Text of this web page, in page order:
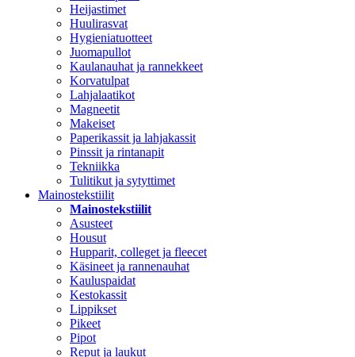
Heijastimet
Huulirasvat
Hygieniatuotteet
Juomapullot
Kaulanauhat ja rannekkeet
Korvatulpat
Lahjalaatikot
Magneetit
Makeiset
Paperikassit ja lahjakassit
Pinssit ja rintanapit
Tekniikka
Tulitikut ja sytyttimet
Mainostekstiilit
Mainostekstiilit
Asusteet
Housut
Hupparit, colleget ja fleecet
Käsineet ja rannenauhat
Kauluspaidat
Kestokassit
Lippikset
Pikeet
Pipot
Reput ja laukut